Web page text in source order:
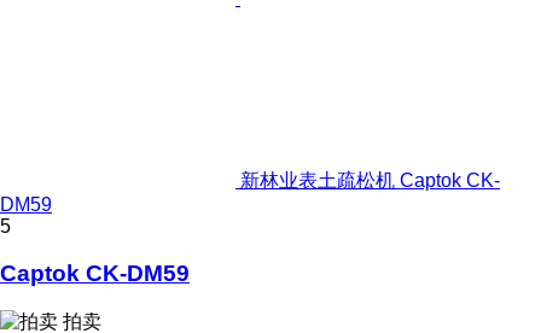
新林业表土疏松机 Captok CK-
DM59
5
Captok CK-DM59
拍卖